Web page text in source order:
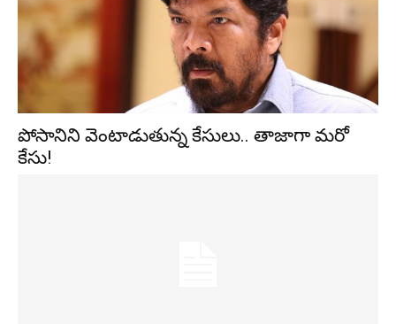
పోసానిని వెంటాడుతున్న కేసులు.. తాజాగా మరో
కేసు!